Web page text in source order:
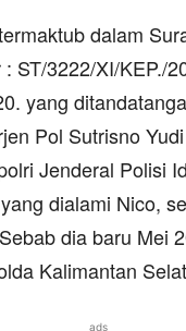
dalam
ST/3222/XI/KEP./
yang
Pol Sutrisno
Jenderal Polisi
dialami Nico,
dia baru Mei
Kalimantan
ads